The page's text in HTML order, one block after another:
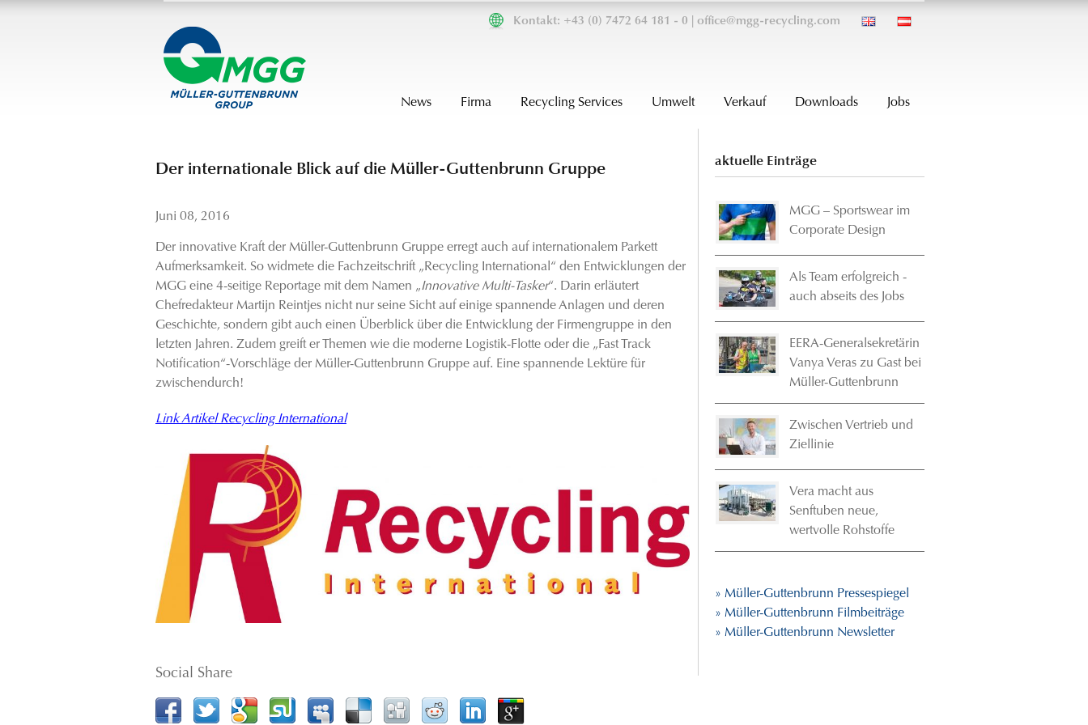
Kontakt: +43 (0) 7472 64 181 - 0 | office@mgg-recycling.com
News Firma Recycling Services Umwelt Verkauf Downloads Jobs
Der internationale Blick auf die Müller-Guttenbrunn Gruppe
Juni 08, 2016
Der innovative Kraft der Müller-Guttenbrunn Gruppe erregt auch auf internationalem Parkett
Aufmerksamkeit. So widmete die Fachzeitschrift „Recycling International“ den Entwicklungen der
MGG eine 4-seitige Reportage mit dem Namen „Innovative Multi-Tasker“. Darin erläutert
Chefredakteur Martijn Reintjes nicht nur seine Sicht auf einige spannende Anlagen und deren
Geschichte, sondern gibt auch einen Überblick über die Entwicklung der Firmengruppe in den
letzten Jahren. Zudem greift er Themen wie die moderne Logistik-Flotte oder die „Fast Track
Notification“-Vorschläge der Müller-Guttenbrunn Gruppe auf. Eine spannende Lektüre für
zwischendurch!
Link Artikel Recycling International
Social Share
aktuelle Einträge
MGG – Sportswear im
Corporate Design
Als Team erfolgreich -
auch abseits des Jobs
EERA-Generalsekretärin
Vanya Veras zu Gast bei
Müller-Guttenbrunn
Zwischen Vertrieb und
Ziellinie
Vera macht aus
Senftuben neue,
wertvolle Rohstoffe
» Müller-Guttenbrunn Pressespiegel
» Müller-Guttenbrunn Filmbeiträge
» Müller-Guttenbrunn Newsletter